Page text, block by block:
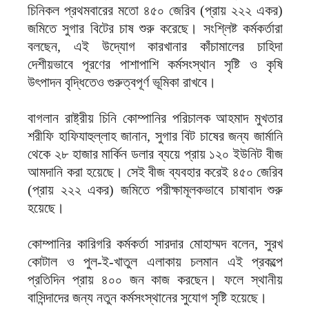
চিনিকল প্রথমবারের মতো ৪৫০ জেরিব (প্রায় ২২২ একর)
জমিতে সুগার বিটের চাষ শুরু করেছে। সংশ্লিষ্ট কর্মকর্তারা
বলছেন, এই উদ্যোগ কারখানার কাঁচামালের চাহিদা
দেশীয়ভাবে পূরণের পাশাপাশি কর্মসংস্থান সৃষ্টি ও কৃষি
উৎপাদন বৃদ্ধিতেও গুরুত্বপূর্ণ ভূমিকা রাখবে।
বাগলান রাষ্ট্রীয় চিনি কোম্পানির পরিচালক আহমাদ মুখতার
শরীফি হাফিযাহুল্লাহ জানান, সুগার বিট চাষের জন্য জার্মানি
থেকে ২৮ হাজার মার্কিন ডলার ব্যয়ে প্রায় ১২০ ইউনিট বীজ
আমদানি করা হয়েছে। সেই বীজ ব্যবহার করেই ৪৫০ জেরিব
(প্রায় ২২২ একর) জমিতে পরীক্ষামূলকভাবে চাষাবাদ শুরু
হয়েছে।
কোম্পানির কারিগরি কর্মকর্তা সারদার মোহাম্মদ বলেন, সুরখ
কোটাল ও পুল-ই-খাতুল এলাকায় চলমান এই প্রকল্পে
প্রতিদিন প্রায় ৪০০ জন কাজ করছেন। ফলে স্থানীয়
বাসিন্দাদের জন্য নতুন কর্মসংস্থানের সুযোগ সৃষ্টি হয়েছে।